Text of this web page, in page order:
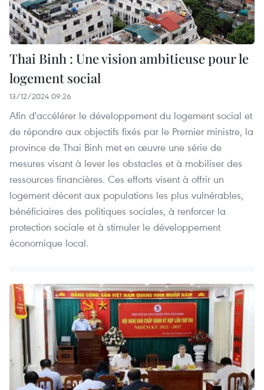
Thai Binh : Une vision ambitieuse pour le
logement social
13/12/2024 09:26
Afin d'accélérer le développement du logement social et
de répondre aux objectifs fixés par le Premier ministre, la
province de Thai Binh met en œuvre une série de
mesures visant à lever les obstacles et à mobiliser des
ressources financières. Ces efforts visent à offrir un
logement décent aux populations les plus vulnérables,
bénéficiaires des politiques sociales, à renforcer la
protection sociale et à stimuler le développement
économique local.